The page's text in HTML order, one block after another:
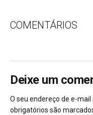
COMENTÁRIOS
Deixe um
O seu endereço de e-
obrigatórios são